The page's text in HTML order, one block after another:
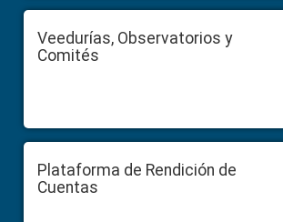
Veedurías, Observatorios y
Comités
Plataforma de Rendición de
Cuentas